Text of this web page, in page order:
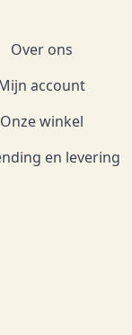
Over ons
account
Onze winkel
en levering